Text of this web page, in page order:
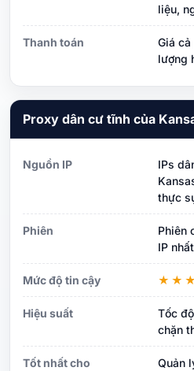
liệu,
Thanh toán
Giá
lượng
Proxy dân cư tĩnh của
Nguồn IP
IPs
thực
Phiên
Phiên
IP
Mức độ tin cậy ★★★
Hiệu suất
Tốc
chặn
Tốt nhất cho
Quản